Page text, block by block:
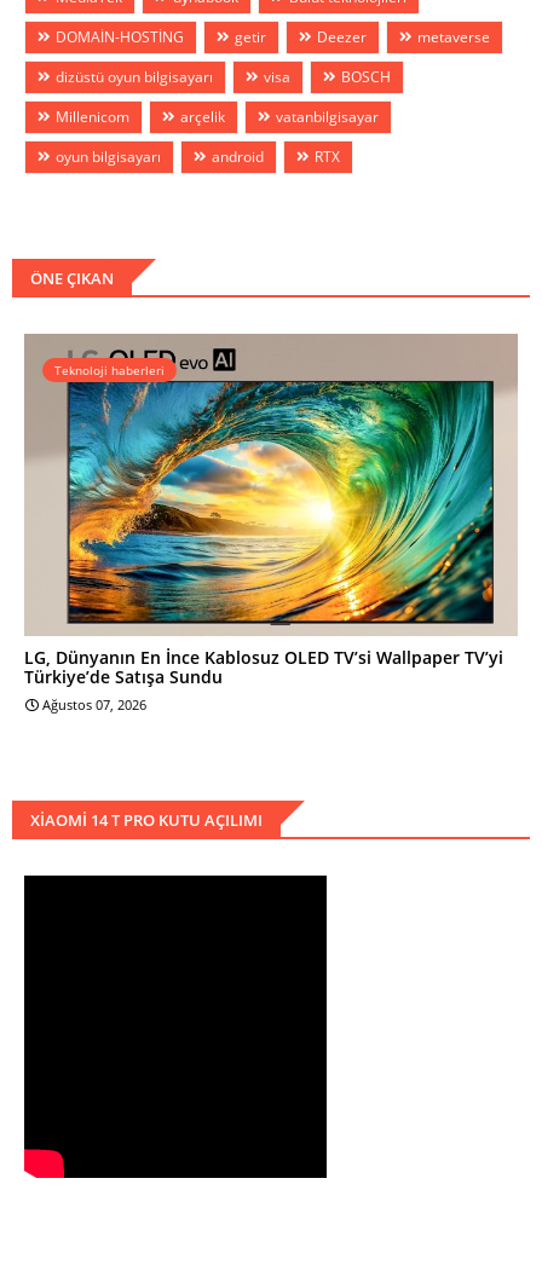
DOMAİN-HOSTİNG
getir Deezer
metaverse
dizüstü oyun bilgisayarı
visa
BOSCH
Millenicom
arçelik
vatanbilgisayar
oyun bilgisayarı
android RTX
ÖNE ÇIKAN
Teknoloji haberleri
LG, Dünyanın En İnce Kablosuz OLED TV’si Wallpaper TV’yi
Türkiye’de Satışa Sundu
Ağustos 07, 2026
XIAOMI 14 T PRO KUTU AÇILIMI